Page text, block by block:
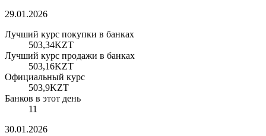
29.01.2026
Лучший курс покупки в банках
503,34KZT
Лучший курс продажи в банках
503,16KZT
Официальный курс
503,9KZT
Банков в этот день
11
30.01.2026